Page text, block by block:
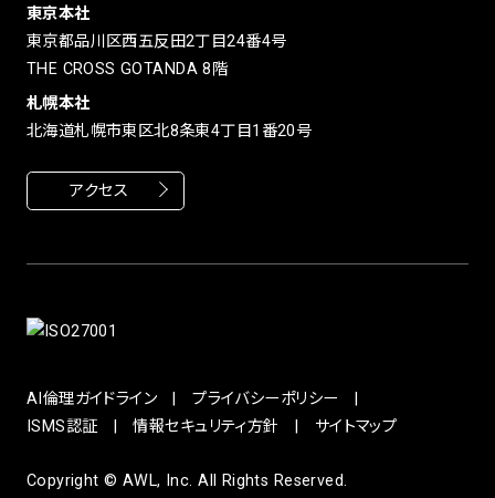
東京本社
東京都品川区西五反田2丁目24番4号
THE CROSS GOTANDA 8階
札幌本社
北海道札幌市東区北8条東4丁目1番20号
アクセス
AI倫理ガイドライン
プライバシーポリシー
ISMS認証
情報セキュリティ方針 サイトマップ
Copyright © AWL, Inc. All Rights Reserved.